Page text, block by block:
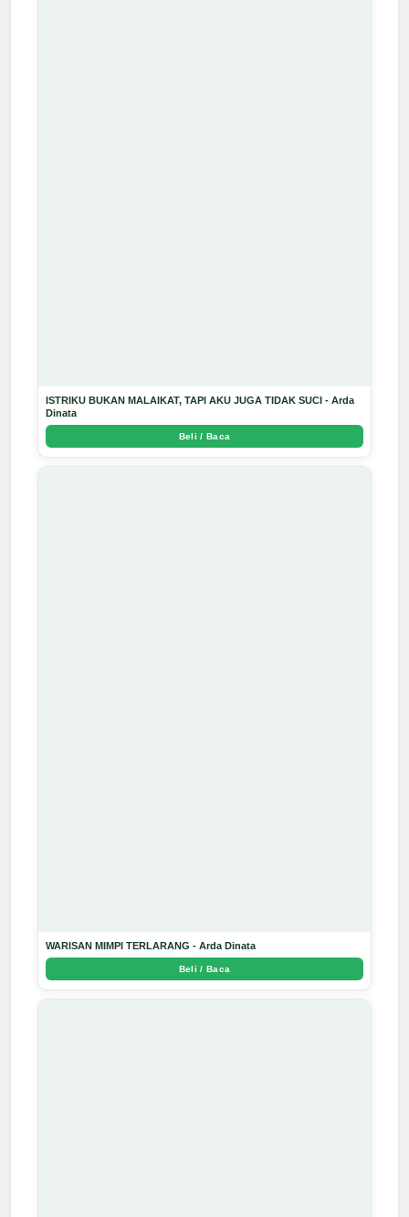
ISTRIKU BUKAN MALAIKAT, TAPI AKU JUGA TIDAK SUCI - Arda
Dinata
Beli / Baca
WARISAN MIMPI TERLARANG - Arda Dinata
Beli / Baca